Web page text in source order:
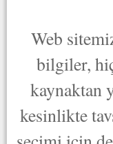
Web
bilgiler,
kaynaktan
kesinlikte